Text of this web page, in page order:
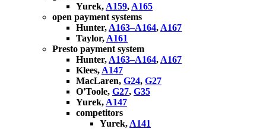
Yurek, A159, A165
open payment systems
Hunter, A163–A164, A167
Taylor, A161
Presto payment system
Hunter, A163–A164, A167
Klees, A147
MacLaren, G24, G27
O'Toole, G27, G35
Yurek, A147
competitors
Yurek, A141